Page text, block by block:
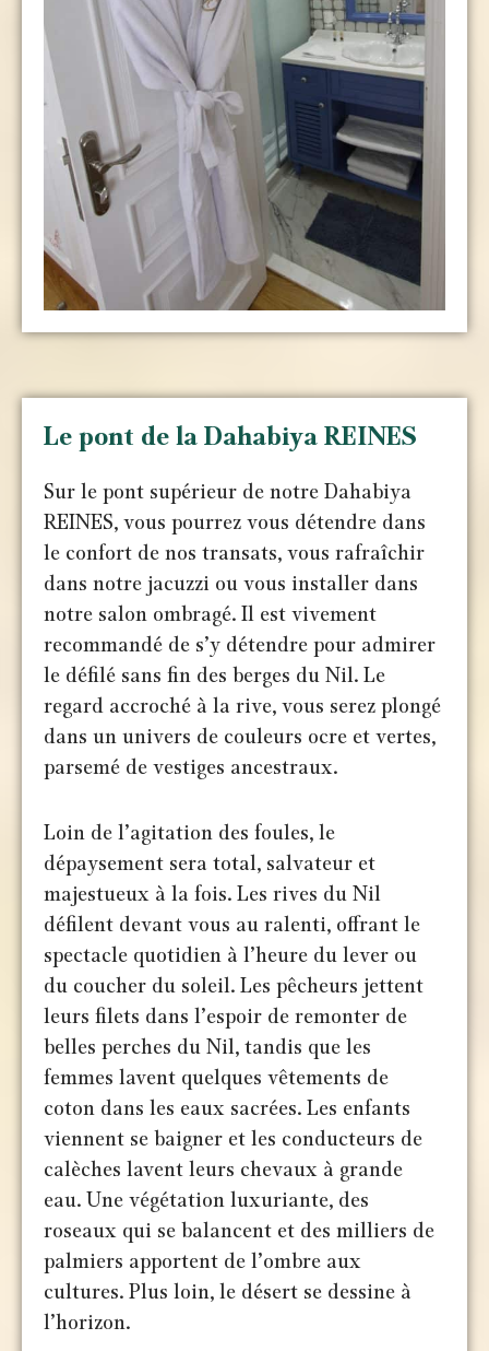
Le pont de la Dahabiya REINES
Sur le pont supérieur de notre Dahabiya
REINES, vous pourrez vous détendre dans
le confort de nos transats, vous rafraîchir
dans notre jacuzzi ou vous installer dans
notre salon ombragé. Il est vivement
recommandé de s’y détendre pour admirer
le défilé sans fin des berges du Nil. Le
regard accroché à la rive, vous serez plongé
dans un univers de couleurs ocre et vertes,
parsemé de vestiges ancestraux.
Loin de l’agitation des foules, le
dépaysement sera total, salvateur et
majestueux à la fois. Les rives du Nil
défilent devant vous au ralenti, offrant le
spectacle quotidien à l’heure du lever ou
du coucher du soleil. Les pêcheurs jettent
leurs filets dans l’espoir de remonter de
belles perches du Nil, tandis que les
femmes lavent quelques vêtements de
coton dans les eaux sacrées. Les enfants
viennent se baigner et les conducteurs de
calèches lavent leurs chevaux à grande
eau. Une végétation luxuriante, des
roseaux qui se balancent et des milliers de
palmiers apportent de l’ombre aux
cultures. Plus loin, le désert se dessine à
l’horizon.